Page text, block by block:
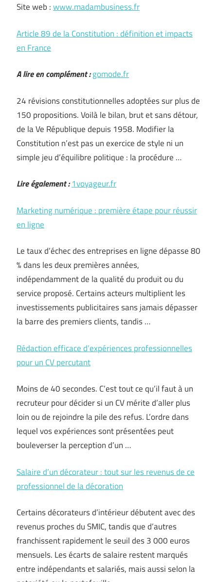
Site web :www.madambusiness.fr
Article 89 de la Constitution : définition et impacts
en France
A lire en complément :gomode.fr
24 révisions constitutionnelles adoptées sur plus de
150 propositions. Voilà le bilan, brut et sans détour,
de la Ve République depuis 1958. Modifier la
Constitution n’est pas un exercice de style ni un
simple jeu d’équilibre politique : la procédure …
Lire également : 1voyageur.fr
Marketing numérique : première étape pour réussir
en ligne
Le taux d’échec des entreprises en ligne dépasse 80
% dans les deux premières années,
indépendamment de la qualité du produit ou du
service proposé. Certains acteurs multiplient les
investissements publicitaires sans jamais dépasser
la barre des premiers clients, tandis …
Rédaction efficace d’expériences professionnelles
pour un CV percutant
Moins de 40 secondes. C’est tout ce qu’il faut à un
recruteur pour décider si un CV mérite d’aller plus
loin ou de rejoindre la pile des refus. L’ordre dans
lequel vos expériences sont présentées peut
bouleverser la perception d’un …
Salaire d’un décorateur : tout sur les revenus de ce
professionnel de la décoration
Certains décorateurs d’intérieur débutent avec des
revenus proches du SMIC, tandis que d’autres
franchissent rapidement le seuil des 3 000 euros
mensuels. Les écarts de salaire restent marqués
entre indépendants et salariés, mais aussi selon la